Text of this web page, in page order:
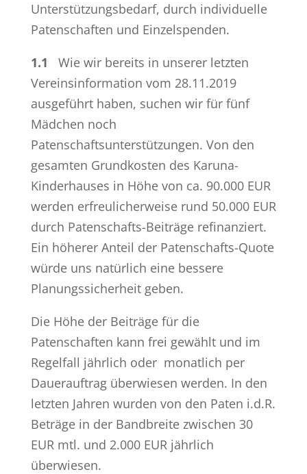
Unterstützungsbedarf, durch individuelle
Patenschaften und Einzelspenden.
1.1 Wie wir bereits in unserer letzten
Vereinsinformation vom 28.11.2019
ausgeführt haben, suchen wir für fünf
Mädchen noch
Patenschaftsunterstützungen. Von den
gesamten Grundkosten des Karuna-
Kinderhauses in Höhe von ca. 90.000 EUR
werden erfreulicherweise rund 50.000 EUR
durch Patenschafts-Beiträge refinanziert.
Ein höherer Anteil der Patenschafts-Quote
würde uns natürlich eine bessere
Planungssicherheit geben.
Die Höhe der Beiträge für die
Patenschaften kann frei gewählt und im
Regelfall jährlich oder monatlich per
Dauerauftrag überwiesen werden. In den
letzten Jahren wurden von den Paten i.d.R.
Beträge in der Bandbreite zwischen 30
EUR mtl. und 2.000 EUR jährlich
überwiesen.